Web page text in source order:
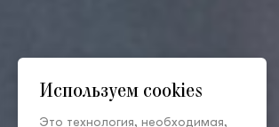
Используем cookies
Это технология, необходимая,